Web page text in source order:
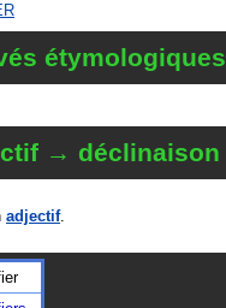
étymologiques
→ déclinaison
adjectif.